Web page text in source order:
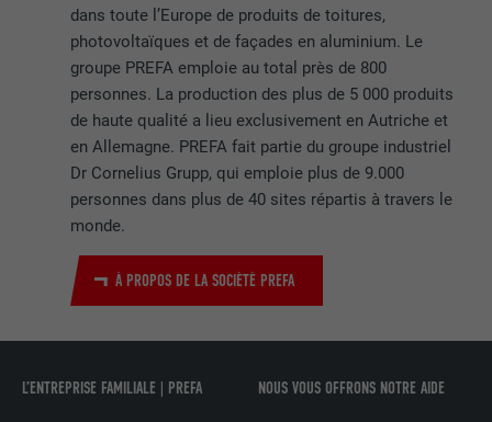
dans toute l’Europe de produits de toitures,
photovoltaïques et de façades en aluminium. Le
groupe PREFA emploie au total près de 800
personnes. La production des plus de 5 000 produits
de haute qualité a lieu exclusivement en Autriche et
en Allemagne. PREFA fait partie du groupe industriel
Dr Cornelius Grupp, qui emploie plus de 9.000
personnes dans plus de 40 sites répartis à travers le
monde.
À PROPOS DE LA SOCIÉTÉ PREFA
L’ENTREPRISE FAMILIALE | PREFA NOUS VOUS OFFRONS NOTRE AIDE
FOURNISSEUR Pinterest
EXPIRATION 1 an
UTILITÉ
Ce cookie comprend un identifiant
unique universel (UUID) permettant de
grouper les actions effectuées sur
plusieurs pages lorsque l'utilisateur ne
NOM li_gc
FOURNISSEUR LinkedIn
EXPIRATION 2 ans